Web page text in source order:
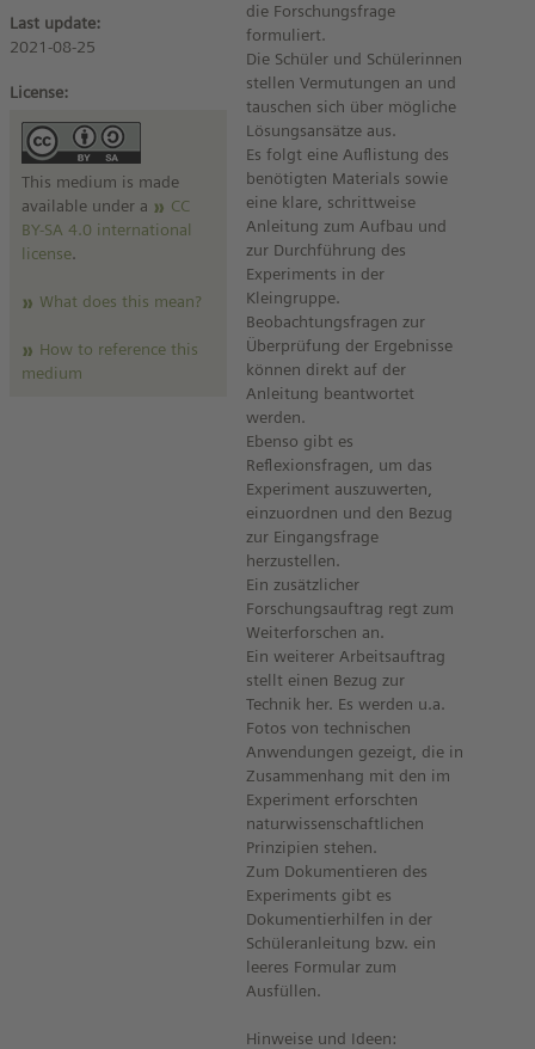
Last update:
2021-08-25
License:
This medium is made
available under a
CC
BY-SA 4.0 international
license.
What does this mean?
How to reference this
medium
die Forschungsfrage
formuliert.
Die Schüler und Schülerinnen
stellen Vermutungen an und
tauschen sich über mögliche
Lösungsansätze aus.
Es folgt eine Auflistung des
benötigten Materials sowie
eine klare, schrittweise
Anleitung zum Aufbau und
zur Durchführung des
Experiments in der
Kleingruppe.
Beobachtungsfragen zur
Überprüfung der Ergebnisse
können direkt auf der
Anleitung beantwortet
werden.
Ebenso gibt es
Reflexionsfragen, um das
Experiment auszuwerten,
einzuordnen und den Bezug
zur Eingangsfrage
herzustellen.
Ein zusätzlicher
Forschungsauftrag regt zum
Weiterforschen an.
Ein weiterer Arbeitsauftrag
stellt einen Bezug zur
Technik her. Es werden u.a.
Fotos von technischen
Anwendungen gezeigt, die in
Zusammenhang mit den im
Experiment erforschten
naturwissenschaftlichen
Prinzipien stehen.
Zum Dokumentieren des
Experiments gibt es
Dokumentierhilfen in der
Schüleranleitung bzw. ein
leeres Formular zum
Ausfüllen.
Hinweise und Ideen: